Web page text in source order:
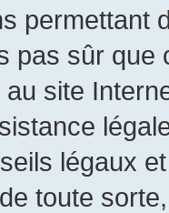
permettant
pas sûr
site
légaux
toute